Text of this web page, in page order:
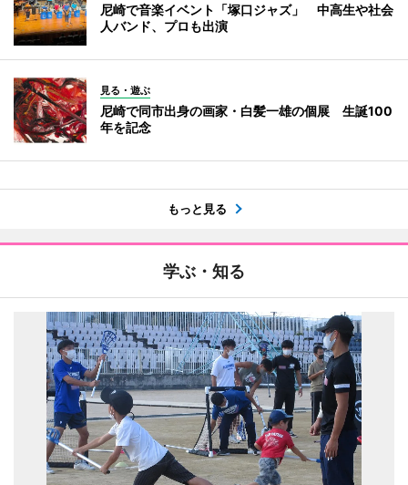
尼崎で音楽イベント「塚口ジャズ」 中高生や社会
人バンド、プロも出演
見る・遊ぶ
尼崎で同市出身の画家・白髪一雄の個展 生誕100
年を記念
もっと見る
学ぶ・知る